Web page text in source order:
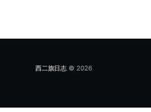
西二旗日志 © 2026